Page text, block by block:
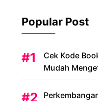
Popular Post
Cek Kode
Mudah